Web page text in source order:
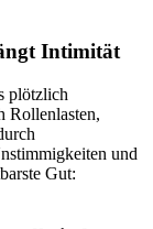
Intimität
plötzlich
Rollenlasten,
und
Gut: